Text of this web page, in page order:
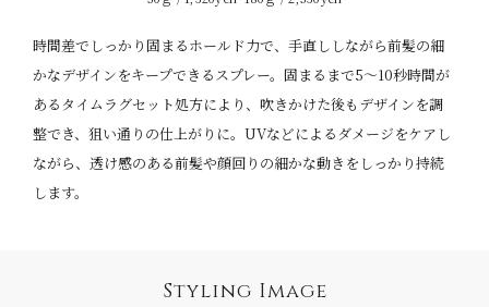
時間差でしっかり固まるホールド力で、 手直ししながら前髪の細
かなデザインをキープできるスプレー。 固まるまで5〜10秒時間が
あるタイムラグセット処方により、 吹きかけた後もデザインを調
整でき、狙い通りの仕上がりに。 UVなどによるダメージをケアし
ながら、 透け感のある前髪や顔回りの細かな動きをしっかり持続
します。
Styling Image